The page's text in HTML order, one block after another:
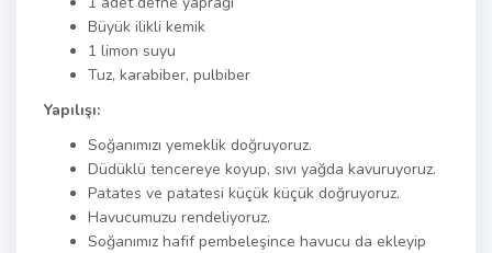
Büyük ilikli kemik
1 limon suyu
Tuz, karabiber, pulbiber
Yapılışı:
Soğanımızı yemeklik doğruyoruz.
Düdüklü tencereye koyup, sıvı yağda kavuruyoruz.
Patates ve patatesi küçük küçük doğruyoruz.
Havucumuzu rendeliyoruz.
Soğanımız hafif pembeleşince havucu da ekleyip